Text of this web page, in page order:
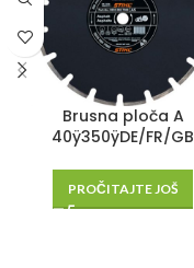
Brusna ploča A
40ÿ350ÿDE/FR/GB
PROČITAJTE JOŠ